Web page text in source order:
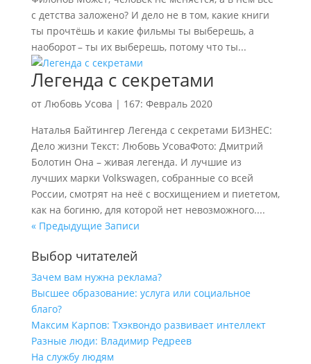
с детства заложено? И дело не в том, какие книги
ты прочтёшь и какие фильмы ты выберешь, а
наоборот – ты их выберешь, потому что ты...
Легенда с секретами
от Любовь Усова | 167: Февраль 2020
Наталья Байтингер Легенда с секретами БИЗНЕС:
Дело жизни Текст: Любовь УсоваФото: Дмитрий
Болотин Она – живая легенда. И лучшие из
лучших марки Volkswagen, собранные со всей
России, смотрят на неё с восхищением и пиететом,
как на богиню, для которой нет невозможного....
« Предыдущие Записи
Выбор читателей
Зачем вам нужна реклама?
Высшее образование: услуга или социальное
благо?
Максим Карпов: Тхэквондо развивает интеллект
Разные люди: Владимир Редреев
На службу людям